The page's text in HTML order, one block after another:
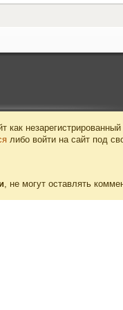
либо войти на сайт под
, не могут оставлять